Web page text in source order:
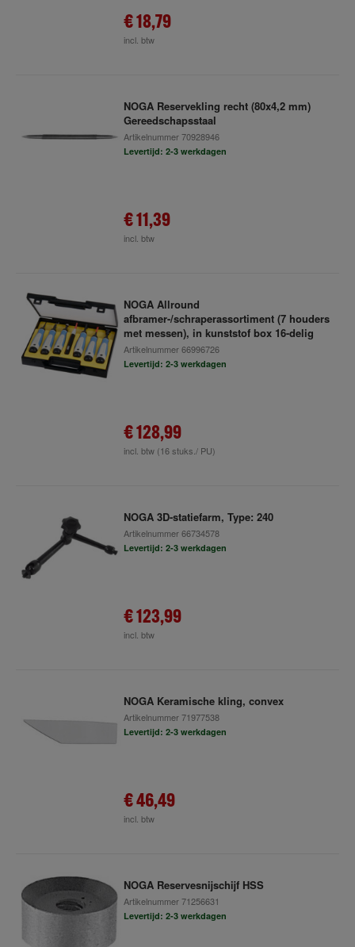
€ 18,79
incl. btw
NOGA Reservekling recht (80x4,2 mm)
Gereedschapsstaal
Artikelnummer70928946
Levertijd: 2-3 werkdagen
€ 11,39
incl. btw
NOGA Allround
afbramer-/schraperassortiment (7 houders
met messen), in kunststof box 16-delig
Artikelnummer66996726
Levertijd: 2-3 werkdagen
€ 128,99
incl. btw (16 stuks./ PU)
NOGA 3D-statiefarm, Type: 240
Artikelnummer66734578
Levertijd: 2-3 werkdagen
€ 123,99
incl. btw
NOGA Keramische kling, convex
Artikelnummer71977538
Levertijd: 2-3 werkdagen
€ 46,49
incl. btw
NOGA Reservesnijschijf HSS
Artikelnummer71256631
Levertijd: 2-3 werkdagen